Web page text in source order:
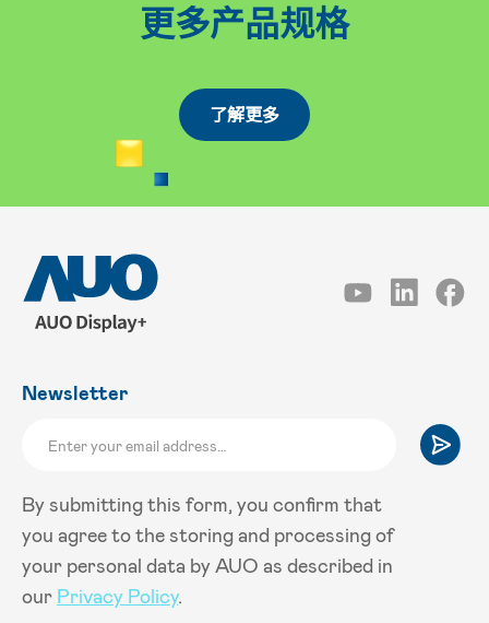
更多产品规格
了解更多
Newsletter
By submitting this form, you confirm that
you agree to the storing and processing of
your personal data by AUO as described in
our Privacy Policy.